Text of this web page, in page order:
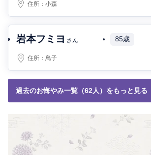
住所：小森
岩本フミヨ さん 85歳
住所：鳥子
過去のお悔やみ一覧（62人）をもっと見る